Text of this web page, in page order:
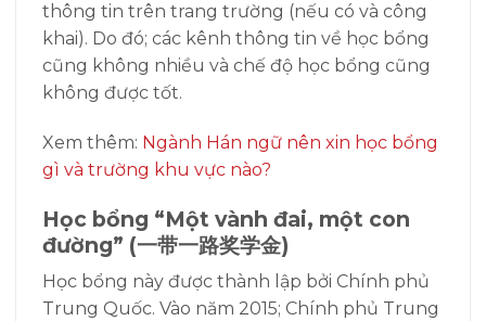
thông tin trên trang trường (nếu có và công
khai). Do đó; các kênh thông tin về học bổng
cũng không nhiều và chế độ học bổng cũng
không được tốt.
Xem thêm: Ngành Hán ngữ nên xin học bổng
gì và trường khu vực nào?
Học bổng “Một vành đai, một con
đường” (一带一路奖学金)
Học bổng này được thành lập bởi Chính phủ
Trung Quốc. Vào năm 2015; Chính phủ Trung